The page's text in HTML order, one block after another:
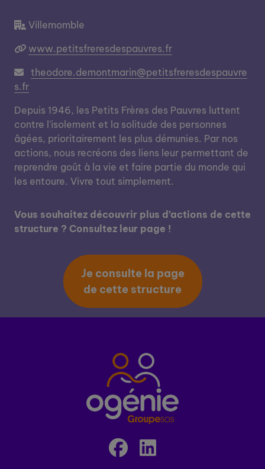
Villemomble
www.petitsfreresdespauvres.fr
theodore.demontmarin@petitsfreresdespauvre
s.fr
Depuis 1946, les Petits Frères des Pauvres luttent
contre l'isolement et la solitude des personnes
âgées, prioritairement les plus démunies. Par nos
actions, nous recréons des liens leur permettant de
reprendre goût à la vie et faire partie du monde qui
les entoure. Vivre tout simplement.
Vous souhaitez découvrir plus d’actions de cette
structure ? Consultez leur page !
Je consulte la page
de cette structure